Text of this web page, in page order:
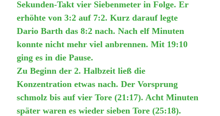
Sekunden-Takt vier Siebenmeter in Folge. Er
erhöhte von 3:2 auf 7:2. Kurz darauf legte
Dario Barth das 8:2 nach. Nach elf Minuten
konnte nicht mehr viel anbrennen. Mit 19:10
ging es in die Pause.
Zu Beginn der 2. Halbzeit ließ die
Konzentration etwas nach. Der Vorsprung
schmolz bis auf vier Tore (21:17). Acht Minuten
später waren es wieder sieben Tore (25:18).